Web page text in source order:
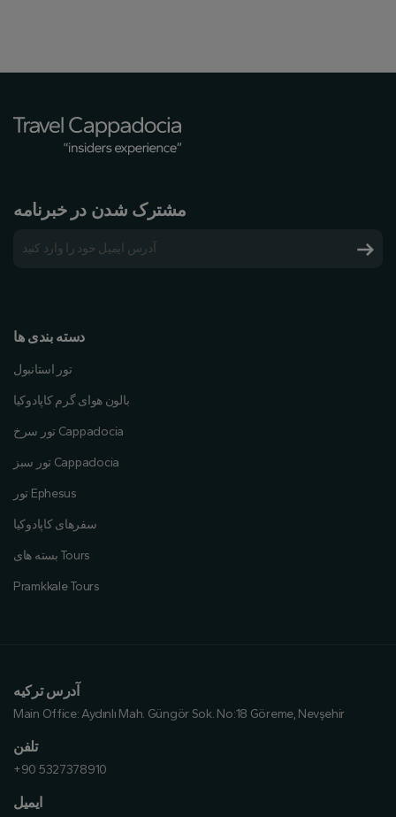
مشترک شدن در خبرنامه
دسته بندی ها
تور استانبول
بالون هوای گرم کاپادوکیا
تور سرخ Cappadocia
تور سبز Cappadocia
تور Ephesus
سفرهای کاپادوکیا
بسته های Tours
Pramkkale Tours
آدرس ترکیه
Main Office:Aydınlı Mah. Güngör Sok. No:18 Göreme, Nevşehir
تلفن
+90 5327378910
ایمیل